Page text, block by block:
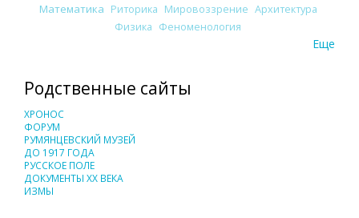
Математика Риторика Мировоззрение Архитектура
Физика Феноменология
Еще
Родственные сайты
ХРОНОС
ФОРУМ
РУМЯНЦЕВСКИЙ МУЗЕЙ
ДО 1917 ГОДА
РУССКОЕ ПОЛЕ
ДОКУМЕНТЫ XX ВЕКА
ИЗМЫ